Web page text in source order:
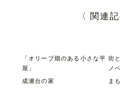
〈 関連
「オリーブ畑のある小さな平
屋」
街
ノ
成瀬台の家
ま